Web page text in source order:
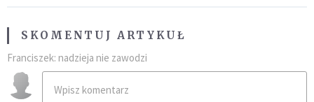
SKOMENTUJ ARTYKUŁ
Franciszek: nadzieja nie zawodzi